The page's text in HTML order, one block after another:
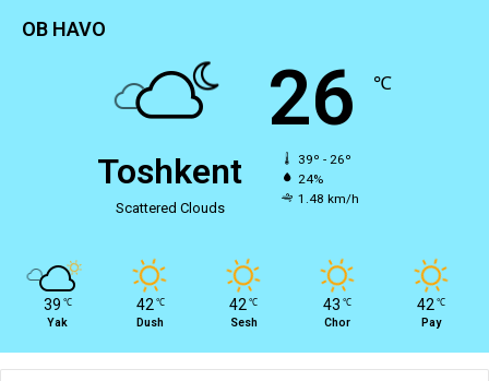
OB HAVO
Toshkent
Scattered Clouds
26 ℃
39º - 26º
24%
1.48 km/h
39 ℃
Yak
42 ℃
Dush
42 ℃
Sesh
43 ℃
Chor
42 ℃
Pay